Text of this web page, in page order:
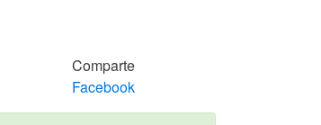
Comparte
Facebook